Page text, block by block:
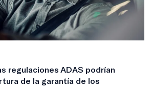
regulaciones ADAS podrían
de la garantía de los